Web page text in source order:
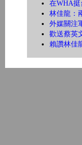
在WHA
林佳龍：
外媒關注
歡送蔡英
賴讚林佳